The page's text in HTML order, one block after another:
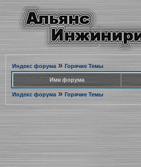
Индекс форума» Горячие Темы
Имя форума
Индекс форума» Горячие Темы